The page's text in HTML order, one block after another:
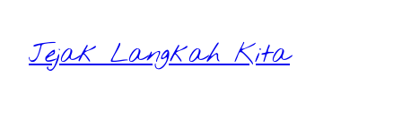
Jejak Langkah Kita